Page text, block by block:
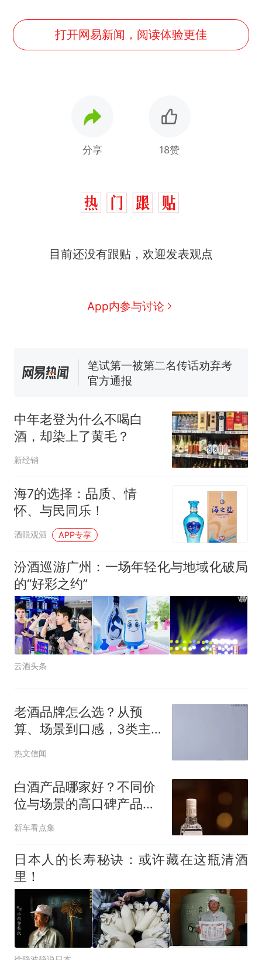
打开网易新闻，阅读体验更佳
分享 18赞
目前还没有跟贴，欢迎发表观点
App内参与讨论
因老师一句“跟我回家”改写了
协会回应
美国渔民钓获鲨鱼徒手将其拽
佛山一中学招聘物理教师，笔
试前13名均遭淘汰？教育局：
核查
力已达15级 最新研判
热 那个在床头放菜刀的女孩，
因老师一句“跟我回家”改写了
中年老登为什么不喝白
酒，却染上了黄毛？
新经销
海7的选择：品质、情
怀、与民同乐！
酒眼观酒 APP专享
汾酒巡游广州：一场年轻化与地域化破局
的“好彩之约”
云酒头条
老酒品牌怎么选？从预
算、场景到口感，3类主
流老酒品牌特点与适合人
热文信闻
白酒产品哪家好？不同价
位与场景的高口碑产品盘
点
新车看点集
日本人的长寿秘诀：或许藏在这瓶清酒
里！